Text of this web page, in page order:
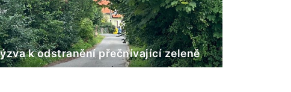
k odstranění přečnívající zeleně